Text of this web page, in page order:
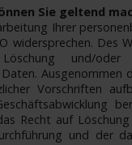
Sie geltend
Ihrer
widersprechen. Des
und/oder
Ausgenommen
Vorschriften
Recht auf
und der